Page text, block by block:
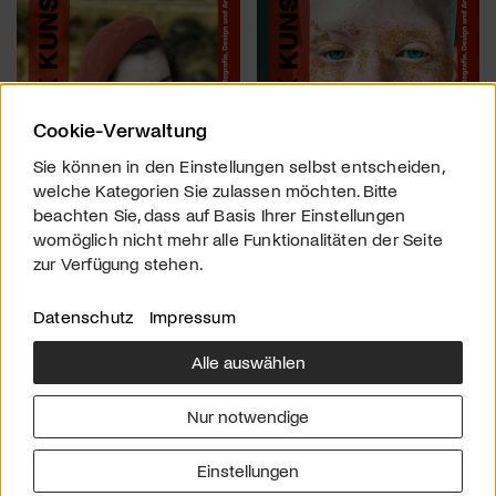
Über uns
Downloads
Werben
Impressum
Cookie-Verwaltung
Sie können in den Einstellungen selbst entscheiden,
welche Kategorien Sie zulassen möchten. Bitte
beachten Sie, dass auf Basis Ihrer Einstellungen
womöglich nicht mehr alle Funktionalitäten der Seite
zur Verfügung stehen.
Datenschutz Impressum
Alle auswählen
Nur notwendige
Einstellungen